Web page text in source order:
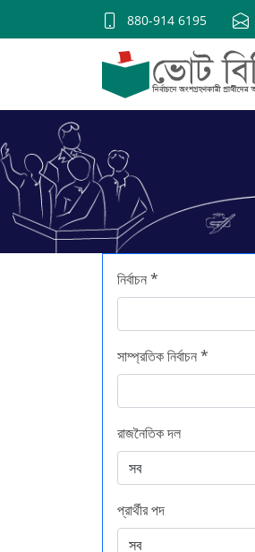
880-914 6195
নির্বাচন *
সাম্প্রতিক নির্বাচন *
রাজনৈতিক দল
প্রার্থীর পদ